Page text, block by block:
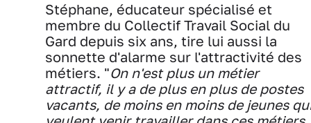
Stéphane, éducateur spécialisé et
membre du Collectif Travail Social du
Gard depuis six ans, tire lui aussi la
sonnette d'alarme sur l'attractivité des
métiers. "On n'est plus un métier
attractif, il y a de plus en plus de postes
vacants, de moins en moins de jeunes